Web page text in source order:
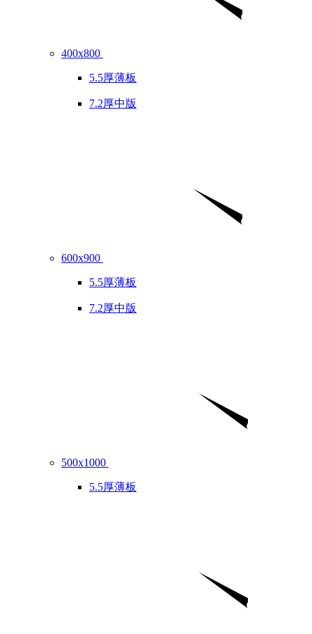
400x800
5.5厚薄板
7.2厚中版
600x900
5.5厚薄板
7.2厚中版
500x1000
5.5厚薄板